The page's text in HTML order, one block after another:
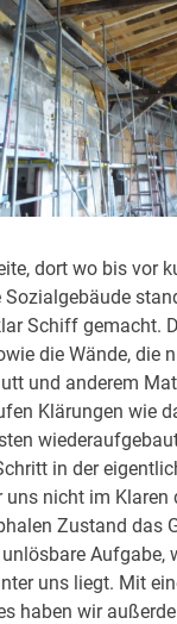
dort wo bis vor
Sozialgebäude
Schiff gemacht.
die Wände, die
und anderem
Klärungen wie
in der
uns nicht im Klaren
Zustand das
Aufgabe,
uns liegt. Mit
haben wir